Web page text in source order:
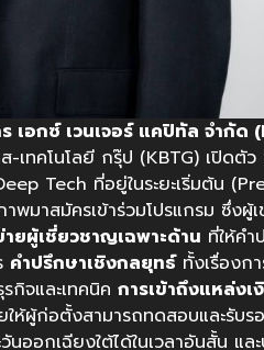
อกซ์ เวนเจอร์ แคปิทัล จำกัด
เทคโนโลยี กรุ๊ป (KBTG) เปิดตัว
Tech ที่อยู่ในระยะเริ่มต้น
าสมัครเข้าร่วมโปรแกรม ซึ่งผู้เ
ายผู้เชี่ยวชาญเฉพาะด้าน ที่ให้ค
คำปรึกษาเชิงกลยุทธ์ทั้งเรื่องก
จและเทคนิค การเข้าถึงแหล่งเ
ให้ผู้ก่อตั้งสามารถทดสอบและรั
อกเฉียงใต้ได้ในเวลาอันสั้น และ